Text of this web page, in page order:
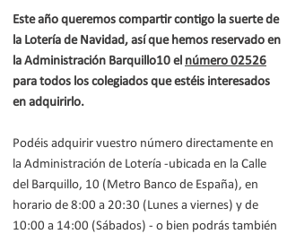
Este año queremos compartir contigo la suerte de
la Lotería de Navidad, así que hemos reservado en
la Administración Barquillo10 el número 02526
para todos los colegiados que estéis interesados
en adquirirlo.
Podéis adquirir vuestro número directamente en
la Administración de Lotería -ubicada en la Calle
del Barquillo, 10 (Metro Banco de España), en
horario de 8:00 a 20:30 (Lunes a viernes) y de
10:00 a 14:00 (Sábados) - o bien podrás también